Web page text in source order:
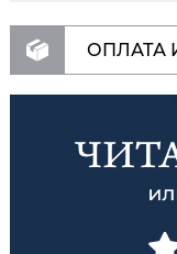
ОПЛАТА